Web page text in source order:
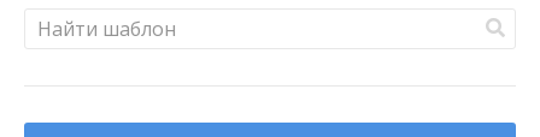
Найти
шаблон
по
описанию: